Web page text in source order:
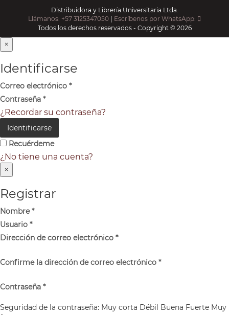
Distribuidora y Librería Universitaria Ltda.
Llámanos: +57 3125347050 | Escríbenos por WhatsApp:
Todos los derechos reservados - Copyright © 2026
×
Identificarse
Correo electrónico *
Contraseña *
¿Recordar su contraseña?
Identificarse
Recuérdeme
¿No tiene una cuenta?
×
Registrar
Nombre*
Usuario *
Dirección de correo electrónico *
Confirme la dirección de correo electrónico *
Contraseña *
Seguridad de la contraseña: Muy corta Débil Buena Fuerte Muy